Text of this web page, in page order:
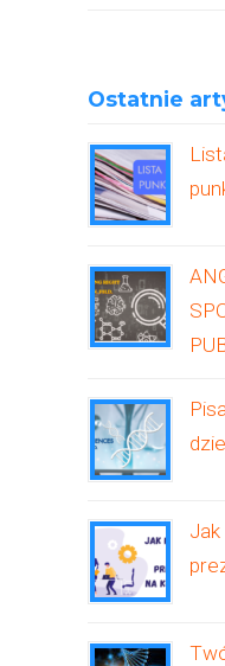
Ostatnie